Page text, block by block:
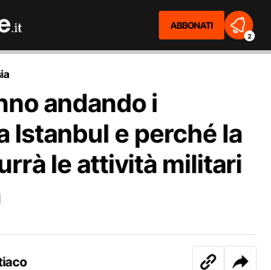
ABBONATI
2
andando i
Istanbul e perché la
le attività militari